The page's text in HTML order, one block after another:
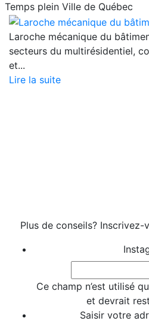
Temps plein Ville de Québec
Laroche mécanique du
secteurs du multirésidentiel,
et...
Lire la suite
Plus de conseils?
Ce champ n’est utilisé
et devrait
Saisir votre